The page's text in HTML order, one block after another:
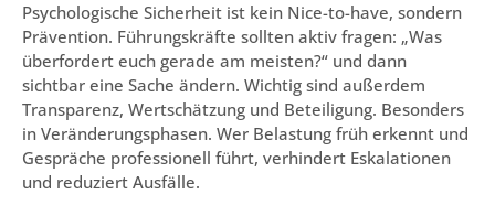
Psychologische Sicherheit ist kein Nice-to-have, sondern
Prävention. Führungskräfte sollten aktiv fragen: „Was
überfordert euch gerade am meisten?“ und dann
sichtbar eine Sache ändern. Wichtig sind außerdem
Transparenz, Wertschätzung und Beteiligung. Besonders
in Veränderungsphasen. Wer Belastung früh erkennt und
Gespräche professionell führt, verhindert Eskalationen
und reduziert Ausfälle.